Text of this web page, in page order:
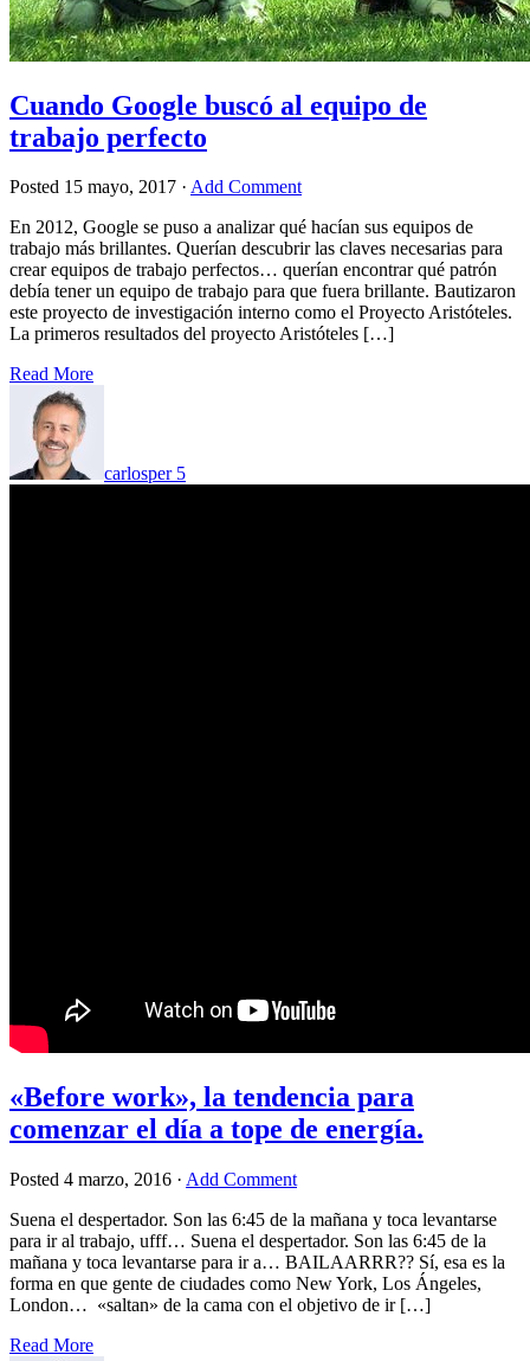
Cuando Google buscó al equipo de
trabajo perfecto
Posted 15 mayo, 2017 · Add Comment
En 2012, Google se puso a analizar qué hacían sus equipos de
trabajo más brillantes. Querían descubrir las claves necesarias para
crear equipos de trabajo perfectos… querían encontrar qué patrón
debía tener un equipo de trabajo para que fuera brillante. Bautizaron
este proyecto de investigación interno como el Proyecto Aristóteles.
La primeros resultados del proyecto Aristóteles […]
Read More
carlosper 5
«Before work», la tendencia para
comenzar el día a tope de energía.
Posted 4 marzo, 2016 · Add Comment
Suena el despertador. Son las 6:45 de la mañana y toca levantarse
para ir al trabajo, ufff… Suena el despertador. Son las 6:45 de la
mañana y toca levantarse para ir a… BAILAARRR?? Sí, esa es la
forma en que gente de ciudades como New York, Los Ángeles,
London… «saltan» de la cama con el objetivo de ir […]
Read More